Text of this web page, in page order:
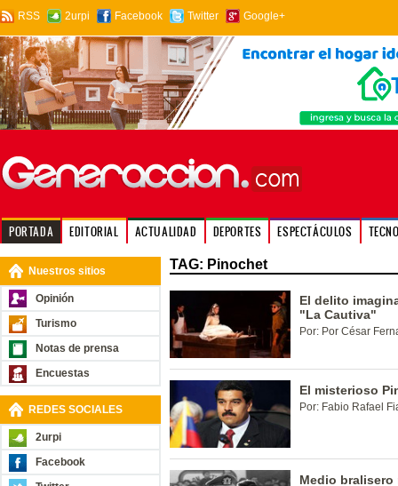
RSS 2urpi Facebook Twitter Google+
PORTADA EDITORIAL ACTUALIDAD DEPORTES ESPECTÁCULOS
Nuestros sitios
Opinión
Turismo
Notas de prensa
Encuestas
REDES SOCIALES
2urpi
Facebook
TAG: Pinochet
El delito
"La Cautiva"
Por: Por César
El misterioso
Por: Fabio Rafael
Medio